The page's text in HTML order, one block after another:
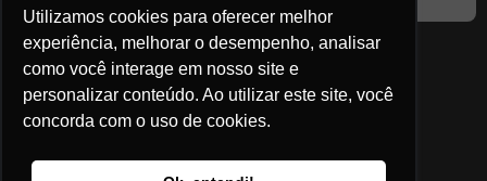
Utilizamos cookies para oferecer melhor
experiência, melhorar o desempenho, analisar
como você interage em nosso site e
personalizar conteúdo. Ao utilizar este site, você
concorda com o uso de cookies.